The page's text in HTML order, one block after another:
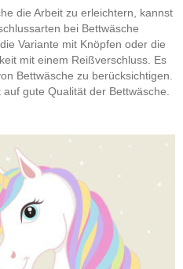
die Arbeit zu erleichtern, kannst
bei Bettwäsche
Variante mit Knöpfen oder die
mit einem Reißverschluss. Es
Bettwäsche zu berücksichtigen.
gute Qualität der Bettwäsche.